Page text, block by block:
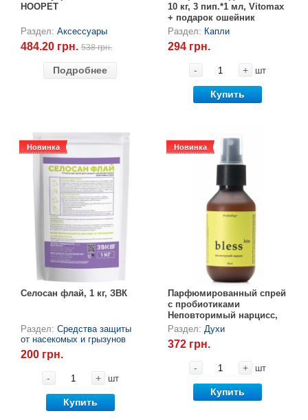
HOOPET
Раздел:Аксессуары
484.20 грн.538 грн.
Подробнее
10 кг, 3 пип.*1 мл, Vitomax
+ подарок ошейник
Black&White 35 см
Раздел: Капли
294 грн.
- + шт
Купить
Новинка
Новинка
Селосан флай, 1 кг, ЗВК
Раздел:Средства защиты
от насекомых и грызунов
200 грн.
- + шт
Купить
Новинка
Новинка
Парфюмированный спрей
с пробиотиками
Неповторимый нарцисс,
100 мл, ProbioDay
Раздел: Духи
372 грн.
- + шт
Купить